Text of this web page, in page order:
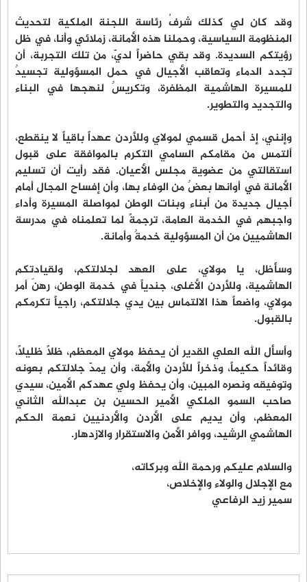
وقد كان لي كذلك شرفُ رئاسة اللجنة الملكية لتحديث
المنظومة السياسية، وحملنا هذه الأمانة، زملائي وأنا، في ظل
رؤيتكم السديدة. وقد بقي حاضراً لديّ، من تلك التجربة، أن
تجدد الدماء وتعاقب الأجيال في حمل المسؤولية تجسيدٌ
للمسيرة الهاشمية المظفرة، وتكريسٌ لنهجها في البناء
والتجديد والتطوير.
وإنني، إذ أحمل قسمي لمولاي وللأردن عهداً باقياً لا ينقطع،
ألتمس من مقامكم السامي التكرم بالموافقة على قبول
استقالتي من عضوية مجلس الأعيان. فقد رأيت أن تسليم
الأمانة في أوانها بعضٌ من الوفاء بها، وأن إفساح المجال أمام
أجيال جديدة من أبناء وبنات الوطن لمواصلة المسيرة وأداء
واجبهم في الخدمة العامة، ترجمةً لما تعلمناه في مدرسة
الهاشميين من أن المسؤولية خدمةٌ وأمانة.
وسأظل، يا مولاي، على العهد لجلالتكم، ولقيادتكم
الهاشمية، وللأردن الأغلى، جندياً في خدمة الوطن، رهنَ أمر
مولاي، واضعاً هذا الالتماس بين يدي جلالتكم، راجياً تكرمكم
بالقبول.
وأسأل الله العلي القدير أن يحفظ مولاي المعظم، ظلاً ظليلاً،
وقائداً حكيماً، وذخراً للأردن والأمة، وأن يمدّ جلالتكم بعونه
وتوفيقه ونصره المبين، وأن يحفظ ولي عهدكم الأمين، سيدي
صاحب السمو الملكي الأمير الحسين بن عبدالله الثاني
المعظم، وأن يديم على الأردن والأردنيين نعمة الحكم
الهاشمي الرشيد، ووافر الأمن والاستقرار والازدهار.
والسلام عليكم ورحمة الله وبركاته،
مع الإجلال والولاء والإخلاص،
سمير زيد الرفاعي